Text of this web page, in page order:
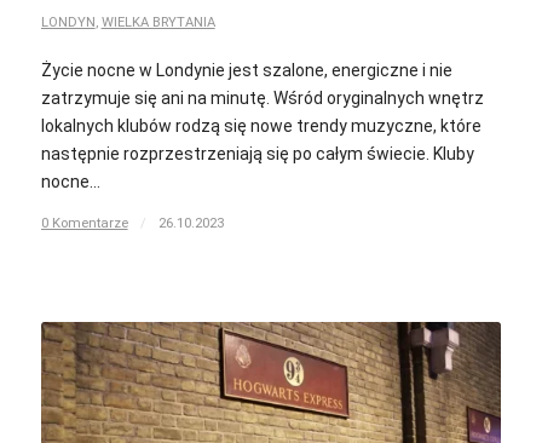
LONDYN , WIELKA BRYTANIA
Życie nocne w Londynie jest szalone, energiczne i nie
zatrzymuje się ani na minutę. Wśród oryginalnych wnętrz
lokalnych klubów rodzą się nowe trendy muzyczne, które
następnie rozprzestrzeniają się po całym świecie. Kluby
nocne…
0 Komentarze / 26.10.2023